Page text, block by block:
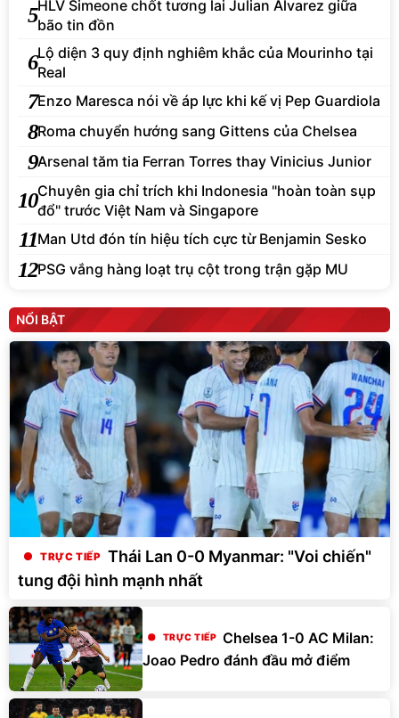
5HLV Simeone chốt tương lai Julian Alvarez giữa
bão tin đồn
6Lộ diện 3 quy định nghiêm khắc của Mourinho tại
Real
7Enzo Maresca nói về áp lực khi kế vị Pep Guardiola
8Roma chuyển hướng sang Gittens của Chelsea
9Arsenal tăm tia Ferran Torres thay Vinicius Junior
10Chuyên gia chỉ trích khi Indonesia "hoàn toàn sụp
đổ" trước Việt Nam và Singapore
11Man Utd đón tín hiệu tích cực từ Benjamin Sesko
12PSG vắng hàng loạt trụ cột trong trận gặp MU
NỔI BẬT
Thái Lan 0-0 Myanmar: "Voi chiến"
tung đội hình mạnh nhất
Chelsea 1-0 AC Milan:
Joao Pedro đánh đầu mở điểm